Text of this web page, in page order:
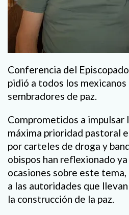
Conferencia del
pidió a todos los
sembradores de paz.
Comprometidos a impulsar
máxima prioridad pastoral
por carteles de droga y
obispos han reflexionado
ocasiones sobre este
a las autoridades que
la construcción de la paz.